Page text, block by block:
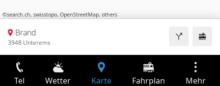
©search.ch, swisstopo, OpenStreetMap, others
Brand
3948 Unterems
Tel Wetter Karte Fahrplan Mehr